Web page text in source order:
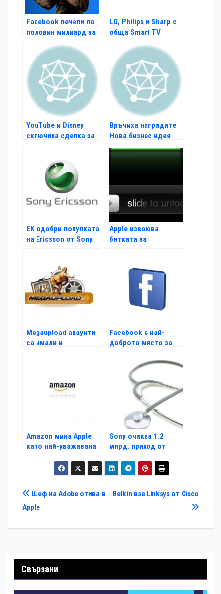
Facebook печели по
половин милиард за
LG, Philips и Sharp с
обща Smart TV
YouTube и Disney
сключиха сделка за
Връчиха наградите
Нова бизнес идея
EK одобри покупката
на Ericsson от Sony
Apple извоюва
битката за
Megaupload акаунти
са имали и
Facebook е най-
доброто място за
Amazon мина Apple
като най-уважавана
Sony очаква 1.2
млрд. приход от
Навигация Belkin взе Linksys от Cisco
Шеф на Adobe отива в
Apple
Свързани